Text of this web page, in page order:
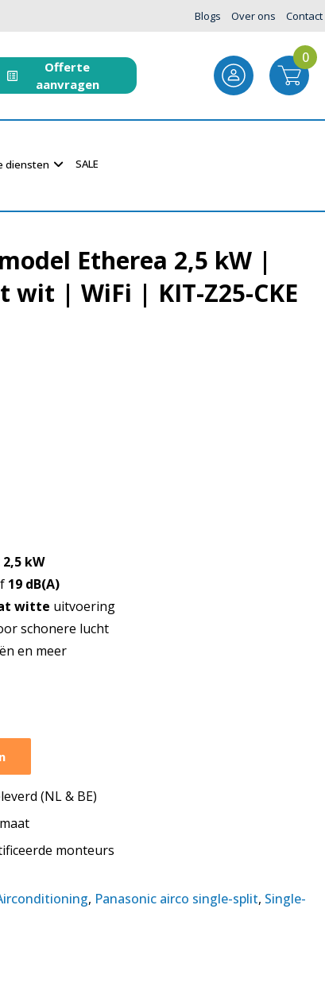
Blogs Over ons Contact
Offerte
aanvragen
0
diensten SALE
Etherea 2,5 kW |
| WiFi | KIT-Z25-CKE
2,5 kW
19 dB(A)
witte uitvoering
schonere lucht
en meer
(NL & BE)
monteurs
, Panasonic airco single-split, Single-